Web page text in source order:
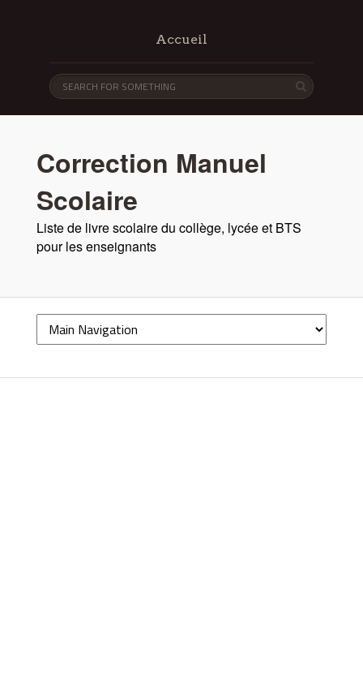
Accueil
Correction Manuel
Scolaire
Liste de livre scolaire du collège, lycée et BTS
pour les enseignants